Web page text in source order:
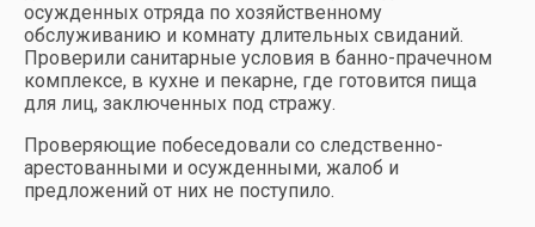
осужденных отряда по хозяйственному
обслуживанию и комнату длительных свиданий.
Проверили санитарные условия в банно-прачечном
комплексе, в кухне и пекарне, где готовится пища
для лиц, заключенных под стражу.
Проверяющие побеседовали со следственно-
арестованными и осужденными, жалоб и
предложений от них не поступило.